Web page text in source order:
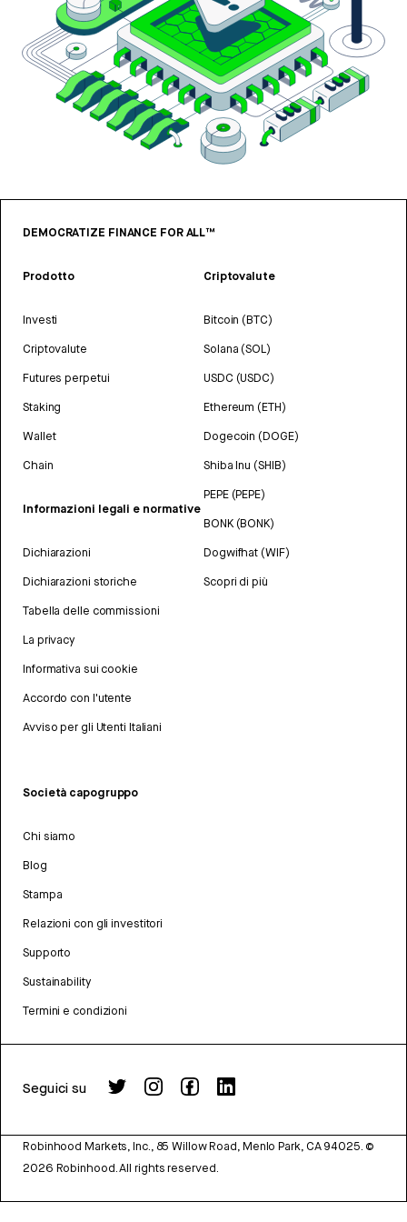
DEMOCRATIZE FINANCE FOR ALL™
Prodotto
Investi
Criptovalute
Futures perpetui
Staking
Wallet
Chain
Informazioni legali e normative
Dichiarazioni
Dichiarazioni storiche
Tabella delle commissioni
La privacy
Informativa sui cookie
Accordo con l'utente
Avviso per gli Utenti Italiani
Criptovalute
Bitcoin (BTC)
Solana (SOL)
USDC (USDC)
Ethereum (ETH)
Dogecoin (DOGE)
Shiba Inu (SHIB)
PEPE (PEPE)
BONK (BONK)
Dogwifhat (WIF)
Scopri di più
Società capogruppo
Chi siamo
Blog
Stampa
Relazioni con gli investitori
Supporto
Sustainability
Termini e condizioni
Seguici su
Robinhood Markets, Inc., 85 Willow Road, Menlo Park, CA 94025. ©
2026 Robinhood. All rights reserved.